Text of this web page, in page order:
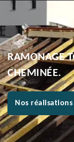
RAMONAGE
CHEMINÉE.
Nos réalisations